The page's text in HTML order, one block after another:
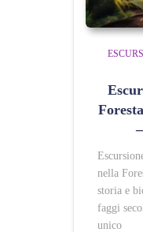
nella
storia e
faggi
unico